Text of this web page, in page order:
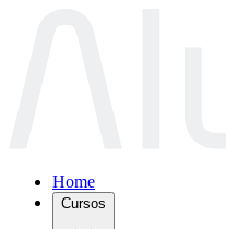
Home
Cursos